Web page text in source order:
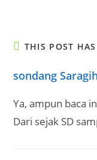
THIS POST
sondang Saragih
Ya, ampun baca
Dari sejak SD